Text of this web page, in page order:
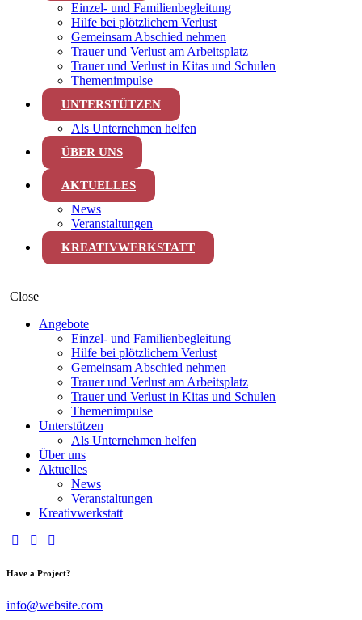
Einzel- und Familienbegleitung
Hilfe bei plötzlichem Verlust
Gemeinsam Abschied nehmen
Trauer und Verlust am Arbeitsplatz
Trauer und Verlust in Kitas und Schulen
Themenimpulse
UNTERSTÜTZEN
Als Unternehmen helfen
ÜBER UNS
AKTUELLES
News
Veranstaltungen
KREATIVWERKSTATT
Close
Angebote
Einzel- und Familienbegleitung
Hilfe bei plötzlichem Verlust
Gemeinsam Abschied nehmen
Trauer und Verlust am Arbeitsplatz
Trauer und Verlust in Kitas und Schulen
Themenimpulse
Unterstützen
Als Unternehmen helfen
Über uns
Aktuelles
News
Veranstaltungen
Kreativwerkstatt
Have a Project?
info@website.com